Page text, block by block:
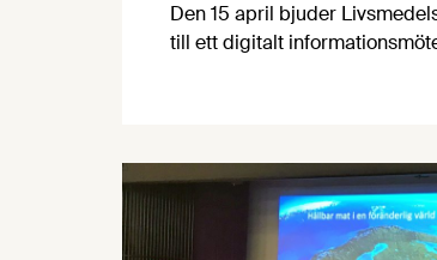
Den 15 april bjuder
till ett digitalt
produkter med Nyckelhålet.
vänder sig främst till dig som
med produktutveckling och
nutritionsfrågor.